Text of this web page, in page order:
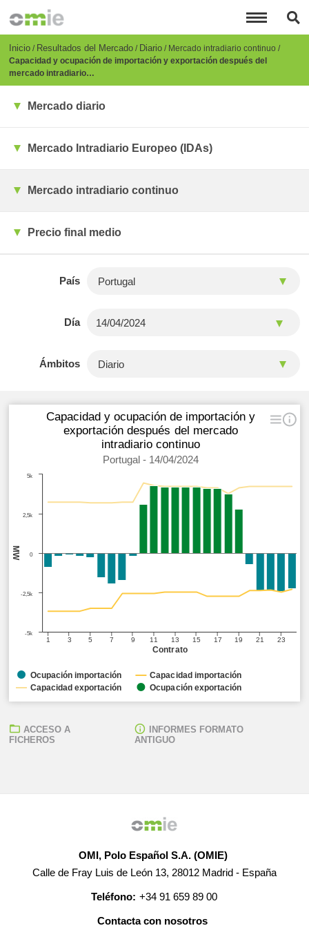
principal
Breadcrumb
Inicio Resultados del Mercado Diario Mercado intradiario continuo
Capacidad y ocupación de importación y exportación después del
mercado intradiario…
Mercado diario
Mercado Intradiario Europeo (IDAs)
Mercado intradiario continuo
Precio final medio
País
Día
Ámbitos
Contrato
MW
Capacidad y ocupación de importación y
exportación después del mercado
intradiario continuo
Portugal - 14/04/2024
1 3 5 7 9 11 13 15 17 19 21 23
0
-5k
-2,5k
2,5k
5k
Ocupación importación Capacidad importación
Capacidad exportación Ocupación exportación
ACCESO A
FICHEROS
INFORMES FORMATO
ANTIGUO
OMI, Polo Español S.A. (OMIE)
Calle de Fray Luis de León 13, 28012 Madrid - España
Teléfono: +34 91 659 89 00
Contacta con nosotros